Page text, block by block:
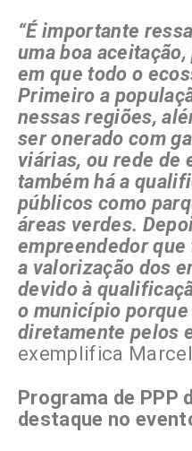
“É importante
uma boa
em que todo o
Primeiro a
nessas regiões,
ser onerado com
viárias, ou rede de
também há a
públicos como
áreas verdes.
empreendedor
a valorização dos
devido à
o município
diretamente pelos
exemplifica
Programa de PPP
destaque no